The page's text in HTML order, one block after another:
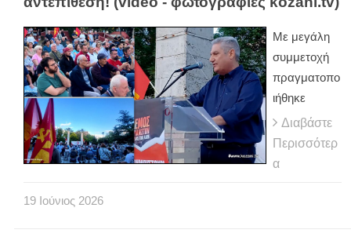
Με μεγάλη
συμμετοχή
πραγματοπο
ιήθηκε
Διαβάστε
Περισσότερ
α
19 Ιούνιος 2026